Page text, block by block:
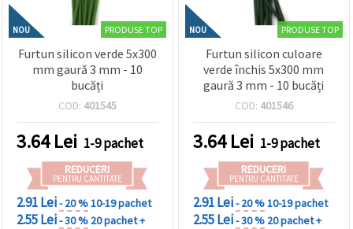
NOU PRODUSE TOP
Furtun silicon verde 5x300
mm gaură 3 mm - 10
bucăți
COD: 401545
3.64Lei 1-9 pachet
REDUCERI
PENTRU CANTITATE
2.91 Lei- 20 %10-19 pachet
2.55 Lei- 30 % 20 pachet +
NOU PRODUSE TOP
Furtun silicon culoare
verde închis 5x300 mm
gaură 3 mm - 10 bucăți
COD: 401546
3.64Lei 1-9 pachet
REDUCERI
PENTRU CANTITATE
2.91 Lei- 20 %10-19 pachet
2.55 Lei- 30 % 20 pachet +